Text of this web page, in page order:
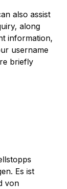
also assist
along
information,
username
briefly
Es ist
von